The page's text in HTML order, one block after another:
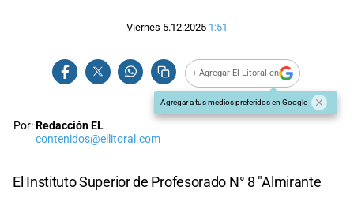
Viernes 5.12.2025 1:51
+ Agregar El Litoral en
Agregar a tus medios preferidos en Google
Por:Redacción EL
contenidos@ellitoral.com
El Instituto Superior de Profesorado N° 8 "Almirante